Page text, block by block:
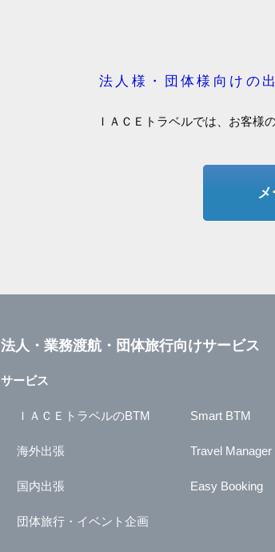
法人様・団体様向けの
ＩＡＣＥトラベルでは、お客様
法人・業務渡航・団体旅行向けサービス
サービス
ＩＡＣＥトラベルのBTM
海外出張
国内出張
団体旅行・イベント企画
Smart BTM
Travel Manager
Easy Booking